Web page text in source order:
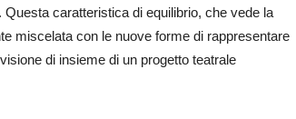
caratteristica di equilibrio, che vede la
miscelata con le nuove forme di rappresentare
di insieme di un progetto teatrale